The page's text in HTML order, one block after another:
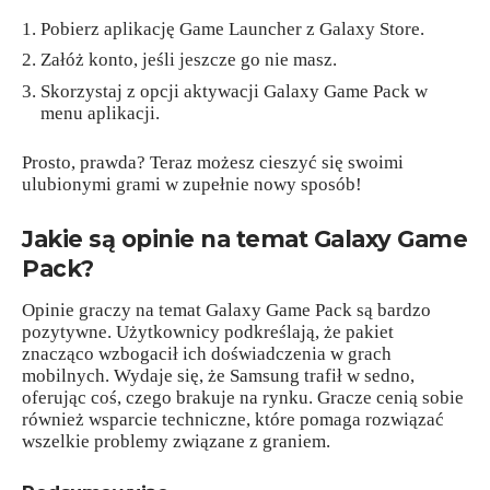
Pobierz aplikację Game Launcher z Galaxy Store.
Załóż konto, jeśli jeszcze go nie masz.
Skorzystaj z opcji aktywacji Galaxy Game Pack w
menu aplikacji.
Prosto, prawda? Teraz możesz cieszyć się swoimi
ulubionymi grami w zupełnie nowy sposób!
Jakie są opinie na temat Galaxy Game
Pack?
Opinie graczy na temat Galaxy Game Pack są bardzo
pozytywne. Użytkownicy podkreślają, że pakiet
znacząco wzbogacił ich doświadczenia w grach
mobilnych. Wydaje się, że Samsung trafił w sedno,
oferując coś, czego brakuje na rynku. Gracze cenią sobie
również wsparcie techniczne, które pomaga rozwiązać
wszelkie problemy związane z graniem.